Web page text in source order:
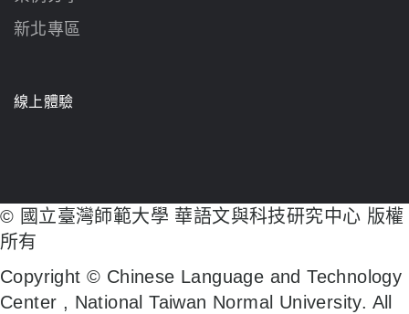
新北專區
線上體驗
© 國立臺灣師範大學 華語文與科技研究中心 版權
所有
Copyright © Chinese Language and Technology
Center , National Taiwan Normal University. All